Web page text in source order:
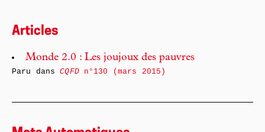
Articles
Monde 2.0 : Les joujoux des pauvres
Paru dansCQFDn°130 (mars 2015)